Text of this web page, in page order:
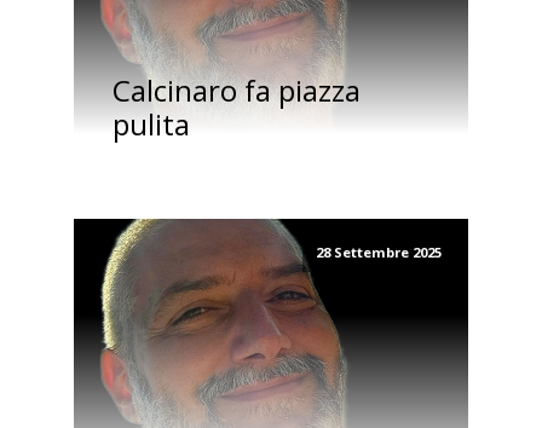
Calcinaro fa piazza
pulita
28 Settembre 2025